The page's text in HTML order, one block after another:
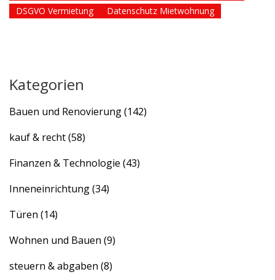
DSGVO Vermietung
Datenschutz Mietwohnung
Kategorien
Bauen und Renovierung(142)
kauf & recht(58)
Finanzen & Technologie (43)
Inneneinrichtung(34)
Türen (14)
Wohnen und Bauen (9)
steuern & abgaben (8)